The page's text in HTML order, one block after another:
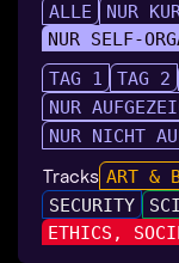
ALLE NUR
NUR SELF-
TAG 1
TAG 2
NUR
NUR NICHT
Tracks ART &
SECURITY
ETHICS,